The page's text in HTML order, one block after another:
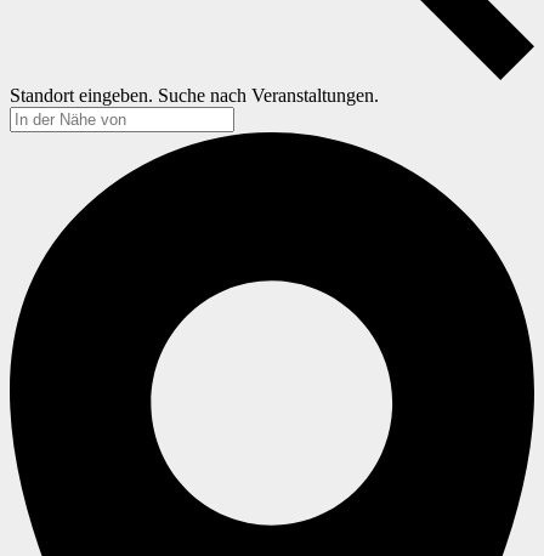
Standort eingeben. Suche nach Veranstaltungen.